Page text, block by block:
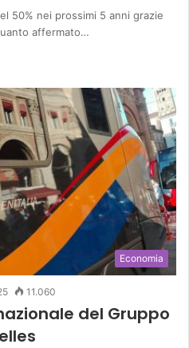
50% nei prossimi 5 anni grazie
affermato…
Economia
11.060
del Gruppo